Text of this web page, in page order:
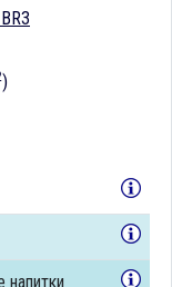
)
напитки